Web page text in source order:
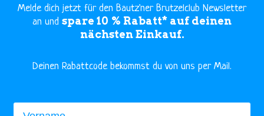
Melde dich jetzt für den Bautz'ner Brutzelclub Newsletter
an und spare 10 % Rabatt* auf deinen
nächsten Einkauf.
​Deinen Rabattcode bekommst du von uns per Mail.
Vorname